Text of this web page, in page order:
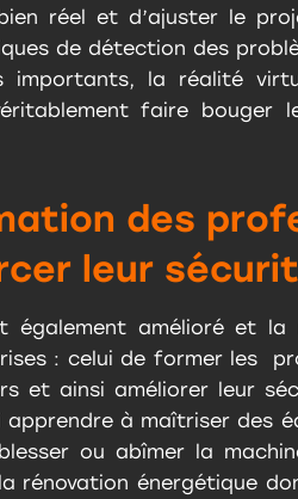
réel et d’ajuster le
de détection des
importants, la réalité
faire
des
leur
également amélioré et
: celui de former les
et ainsi améliorer leur
apprendre à maîtriser des
ou abîmer la
rénovation énergétique